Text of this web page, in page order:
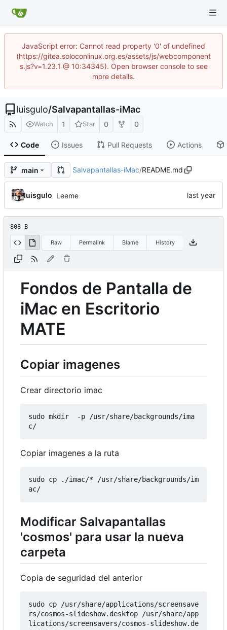
JavaScript error: Cannot read property '0' of undefined
(https://gitea.soloconlinux.org.es/assets/js/webcomponent
s.js?v=1.23.1 @ 10:34345). Open browser console to see
more details.
luisgulo/Salvapantallas-iMac
Watch 1 Star 0 0
Code Issues Pull Requests Actions
main Salvapantallas-iMac/README.md
luisgulo Leeme
808 B
Raw Permalink Blame History
Fondos de Pantalla de
iMac en Escritorio
MATE
Copiar imagenes
Crear directorio imac
sudo mkdir  -p /usr/share/backgrounds/ima
Copiar imagenes a la ruta
sudo cp ./imac/* /usr/share/backgrounds/im
Modificar Salvapantallas
'cosmos' para usar la nueva
carpeta
Copia de seguridad del anterior
sudo cp /usr/share/applications/screensave
rs/cosmos-slideshow.desktop /usr/share/app
lications/screensavers/cosmos-slideshow.de